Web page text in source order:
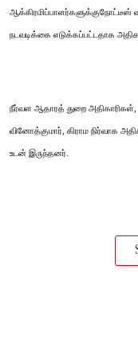
ஆக்கிரமிப்பாளர்களுக்குநோட்டீஸ்
நடவடிக்கை எடுக்கப்பட்டதாக
நீர்வள ஆதாரத் துறை
வினோத்குமார், கிராம நிர்வாக
உடன் இருந்தனர்.